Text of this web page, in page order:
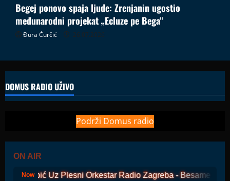
Begej ponovo spaja ljude: Zrenjanin ugostio
međunarodni projekat „Ecluze pe Bega“
Đura Ćurčić 26.07.2026
DOMUS RADIO UŽIVO
Podrži Domus radio
ON AIR
Now
Ivo Robić Uz Plesni Orkestar Radio Zagreba - Besame